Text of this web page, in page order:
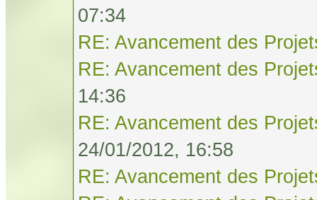
07:34
RE: Avancement des
RE: Avancement des
14:36
RE: Avancement des
24/01/2012, 16:58
RE: Avancement des